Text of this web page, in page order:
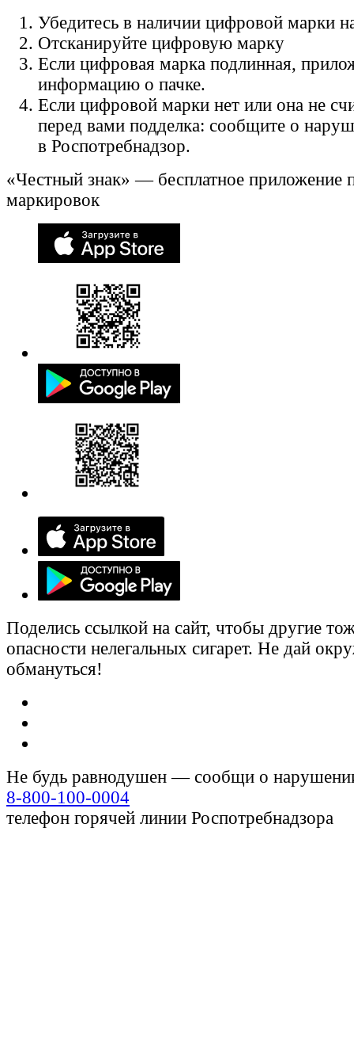
Убедитесь в наличии цифровой марки
Отсканируйте цифровую марку
Если цифровая марка подлинная,
информацию о пачке.
Если цифровой марки нет или она не
перед вами подделка: сообщите о
в Роспотребнадзор.
«Честный знак» — бесплатное приложение
маркировок
Поделись ссылкой на сайт, чтобы другие
опасности нелегальных сигарет. Не дай
обмануться!
Не будь равнодушен — сообщи о
8-800-100-0004
телефон горячей линии Роспотребнадзора